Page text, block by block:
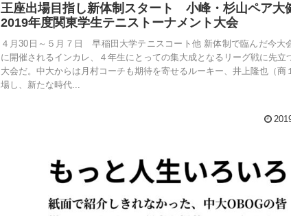
王座出場目指し新体制スタート 小峰・杉山ペア大
2019年度関東学生テニストーナメント大会
４月30日～５月７日 早稲田大学テニスコート他 新体制で臨んだ今大
に開催されるインカレ、４年生にとっての集大成となるリーグ戦に先立
大会だ。中大からは月村コーチも期待を寄せるルーキー、井上隆也（商
場し、新たな時代...